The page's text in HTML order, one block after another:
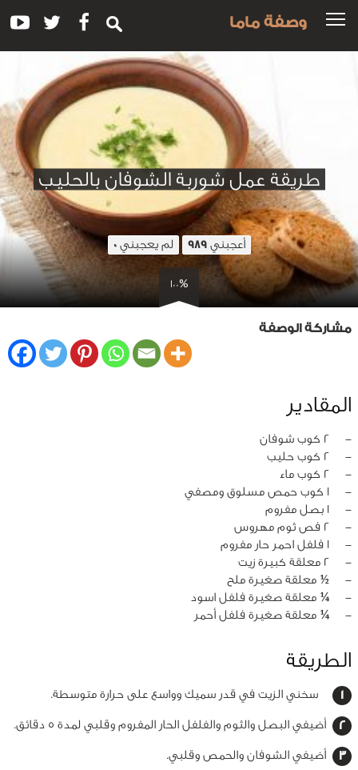
وصفة ماما
طريقة عمل شوربة الشوفان بالحليب
أعجبني989 لم يعجبني0
100%
مشاركة الوصفة
المقادير
‏-
2 كوب شوفان
‏-
2 كوب حليب
‏-
2 كوب ماء
‏-
1 كوب حمص مسلوق ومصفي
‏-
1 بصل مفروم
‏-
2 فص ثوم مهروس
‏-
1 فلفل احمر حار مفروم
‏-
2 معلقة كبيرة زيت
‏-
½ معلقة صغيرة ملح
‏-
¼ معلقة صغيرة فلفل اسود
‏-
¼ معلقة صغيرة فلفل أحمر
الطريقة
سخني الزيت في قدر سميك وواسع على حرارة متوسطة.
أضيفي البصل والثوم والفلفل الحار المفروم وقلبي لمدة 5 دقائق.
أضيفي الشوفان والحمص وقلبي.